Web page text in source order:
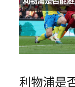
利物浦是